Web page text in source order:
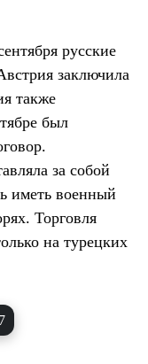
русские
заключила
также
был
за собой
иметь военный
Торговля
на турецких